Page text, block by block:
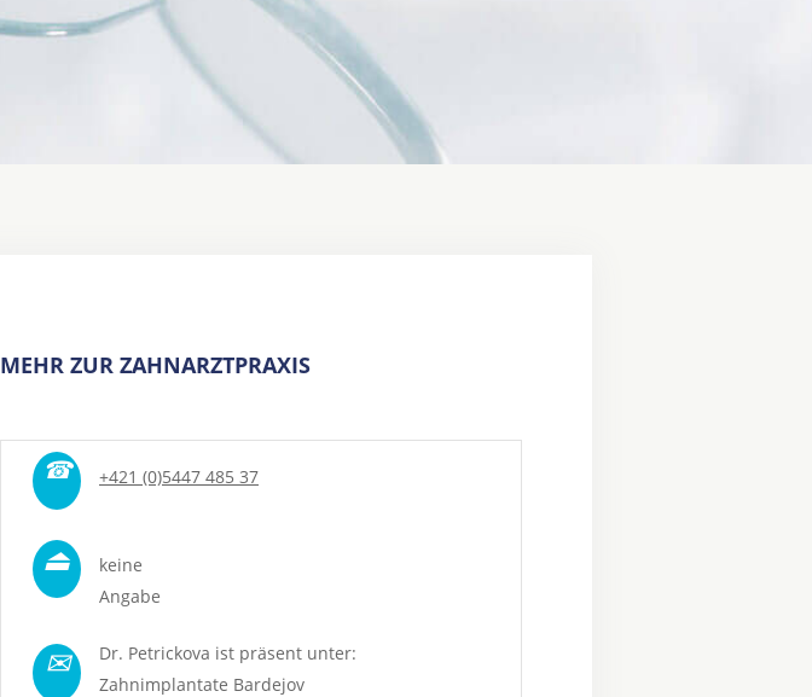
MEHR ZUR ZAHNARZTPRAXIS
☎ +421 (0)5447 485 37
⏏
keine
Angabe
✉
Dr. Petrickova ist präsent unter:
Zahnimplantate Bardejov